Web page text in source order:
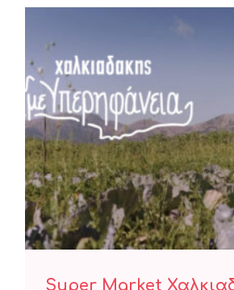
Super Market
Με υπερηφάνεια για
μας και τους
Super Market